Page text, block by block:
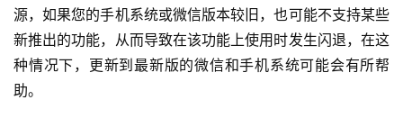
源，如果您的手机系统或微信版本较旧，也可能不支持某些
新推出的功能，从而导致在该功能上使用时发生闪退，在这
种情况下，更新到最新版的微信和手机系统可能会有所帮
助。